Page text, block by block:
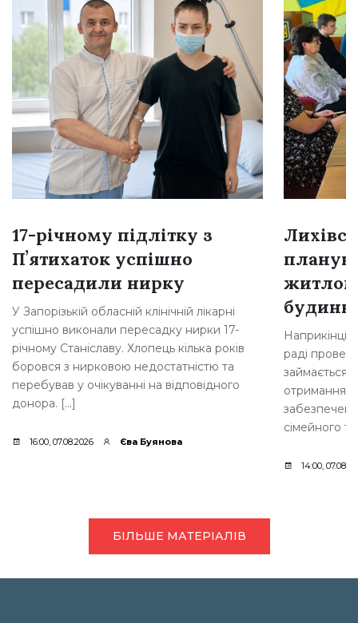
17-річному підлітку з
Пʼятихаток успішно
пересадили нирку
У Запорізькій обласній клінічній лікарні
успішно виконали пересадку нирки 17-
річному Станіславу. Хлопець кілька років
боровся з нирковою недостатністю та
перебував у очікуванні на відповідного
донора. […]
16:00, 07.08.2026 Єва Буянова
Наприкінці
раді
займається
отримання
сімейного
14:00,
БІЛЬШЕ МАТЕРІАЛІВ